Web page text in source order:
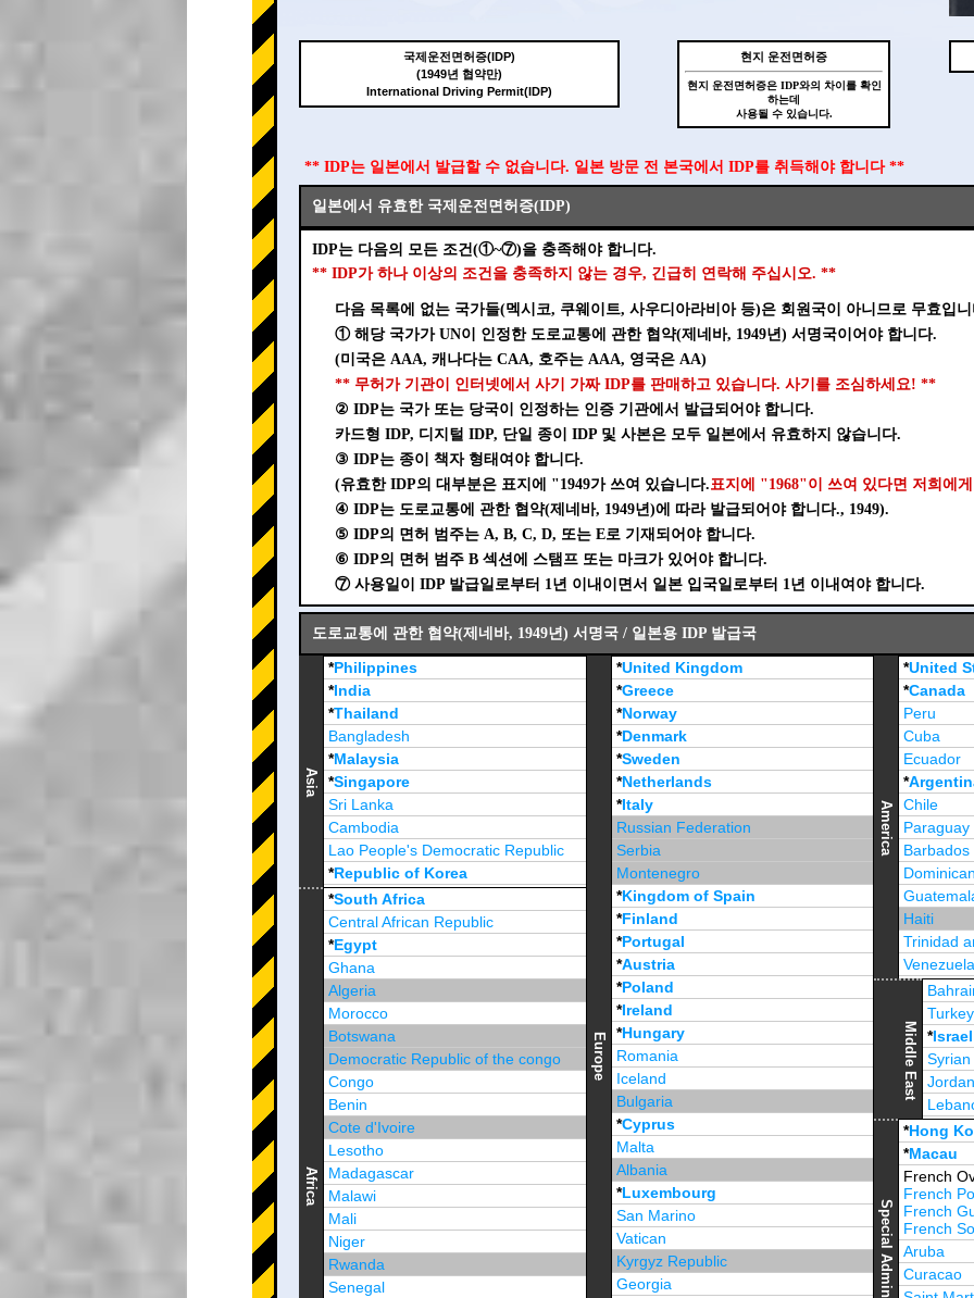
국제운전면허증(IDP)
(1949년 협약만)
International Driving Permit(IDP)
현지 운전면허증
현지 운전면허증은 IDP와의 차이를 확인
하는데
사용될 수 있습니다.
** IDP는 일본에서 발급할 수 없습니다. 일본 방문 전 본국에서 IDP를 취득해야 합니다 **
일본에서 유효한 국제운전면허증(IDP)
IDP는 다음의 모든 조건(①~⑦)을 충족해야 합니다.
** IDP가 하나 이상의 조건을 충족하지 않는 경우, 긴급히 연락해 주십시오. **
다음 목록에 없는 국가들(멕시코, 쿠웨이트, 사우디아라비아 등)은 회원국이 아니므로 무효입
① 해당 국가가 UN이 인정한 도로교통에 관한 협약(제네바, 1949년) 서명국이어야 합니다.
(미국은 AAA, 캐나다는 CAA, 호주는 AAA, 영국은 AA)
** 무허가 기관이 인터넷에서 사기 가짜 IDP를 판매하고 있습니다. 사기를 조심하세요! **
② IDP는 국가 또는 당국이 인정하는 인증 기관에서 발급되어야 합니다.
카드형 IDP, 디지털 IDP, 단일 종이 IDP 및 사본은 모두 일본에서 유효하지 않습니다.
③ IDP는 종이 책자 형태여야 합니다.
(유효한 IDP의 대부분은 표지에 "1949가 쓰여 있습니다.표지에 "1968"이 쓰여 있다면 저희에
④ IDP는 도로교통에 관한 협약(제네바, 1949년)에 따라 발급되어야 합니다., 1949).
⑤ IDP의 면허 범주는 A, B, C, D, 또는 E로 기재되어야 합니다.
⑥ IDP의 면허 범주 B 섹션에 스탬프 또는 마크가 있어야 합니다.
⑦ 사용일이 IDP 발급일로부터 1년 이내이면서 일본 입국일로부터 1년 이내여야 합니다.
도로교통에 관한 협약(제네바, 1949년) 서명국 / 일본용 IDP 발급국
Asia
*Philippines
*India
*Thailand
Bangladesh
*Malaysia
*Singapore
Sri Lanka
Cambodia
Lao People's Democratic Republic
*Republic of Korea
Brunei Darussalam
Africa
*South Africa
Central African Republic
*Egypt
Ghana
Algeria
Morocco
Botswana
Democratic Republic of the congo
Congo
Benin
Cote d'Ivoire
Lesotho
Madagascar
Malawi
Mali
Niger
Rwanda
Senegal
Europe
*United Kingdom
*Greece
*Norway
*Denmark
*Sweden
*Netherlands
*Italy
Russian Federation
Serbia
Montenegro
*Kingdom of Spain
*Finland
*Portugal
*Austria
*Poland
*Ireland
*Hungary
Romania
Iceland
Bulgaria
*Cyprus
Malta
Albania
*Luxembourg
San Marino
Vatican
Kyrgyz Republic
Georgia
America
*United
*Canada
Peru
Cuba
Ecuador
*
Chile
Paraguay
Barbados
Haiti
Trinidad
Jamaica
Middle East
Turkey
*Israel
*
*Hong
*Macau
French
French
French
French
Aruba
Curacao